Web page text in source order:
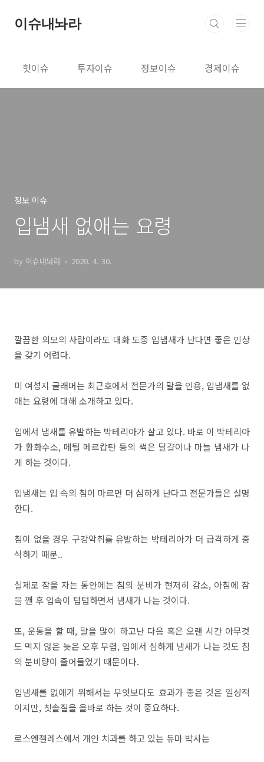
이슈내놔라
핫이슈 투자이슈 정보이슈 경제이슈
정보 이슈
입냄새 없애는 요령
by 이슈내놔라 2020. 4. 30.
깔끔한 외모의 사람이라도 대화 도중 입냄새가 난다면 좋은 인상
을 갖기 어렵다.
미 여성지 글래머는 최근호에서 전문가의 말을 인용, 입냄새를 없
애는 요령에 대해 소개하고 있다.
입에서 냄새를 유발하는 박테리아가 살고 있다. 바로 이 박테리아
가 황화수소, 메틸 메르캅탄 등의 썩은 달걀이나 마늘 냄새가 나
게 하는 것이다.
입냄새는 입 속의 침이 마르면 더 심하게 난다고 전문가들은 설명
한다.
침이 없을 경우 구강악취를 유발하는 박테리아가 더 급격하게 증
식하기 때문..
실제로 잠을 자는 동안에는 침의 분비가 현저히 감소, 아침에 잠
을 깬 후 입속이 텁텁하면서 냄새가 나는 것이다.
또, 운동을 할 때, 말을 많이 하고난 다음 혹은 오랜 시간 아무것
도 먹지 않은 늦은 오후 무렵, 입에서 심하게 냄새가 나는 것도 침
의 분비량이 줄어들었기 때문이다.
입냄새를 없애기 위해서는 무엇보다도 효과가 좋은 것은 일상적
이지만, 칫솔질을 올바로 하는 것이 중요하다.
로스엔젤레스에서 개인 치과를 하고 있는 듀마 박사는